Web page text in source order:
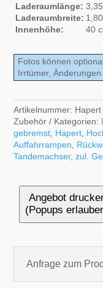
Laderaumlänge:
Laderaumbreite:
Innenhöhe:
40
Fotos können
Irrtümer,
Artikelnummer:
Zubehör
Kategorien:
gebremst Hapert
Auffahrrampen
Tandemachser,zul.
Angebot
(Popups
Anfrage zum